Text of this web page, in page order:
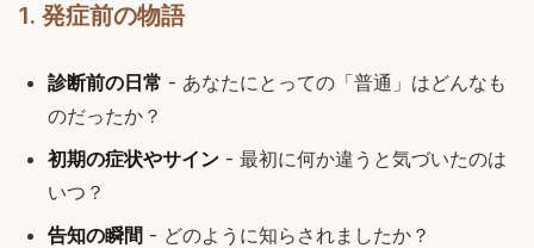
1. 発症前の物語
診断前の日常 - あなたにとっての「普通」はどんなも
のだったか？
初期の症状やサイン - 最初に何か違うと気づいたのは
いつ？
告知の瞬間 - どのように知らされましたか？